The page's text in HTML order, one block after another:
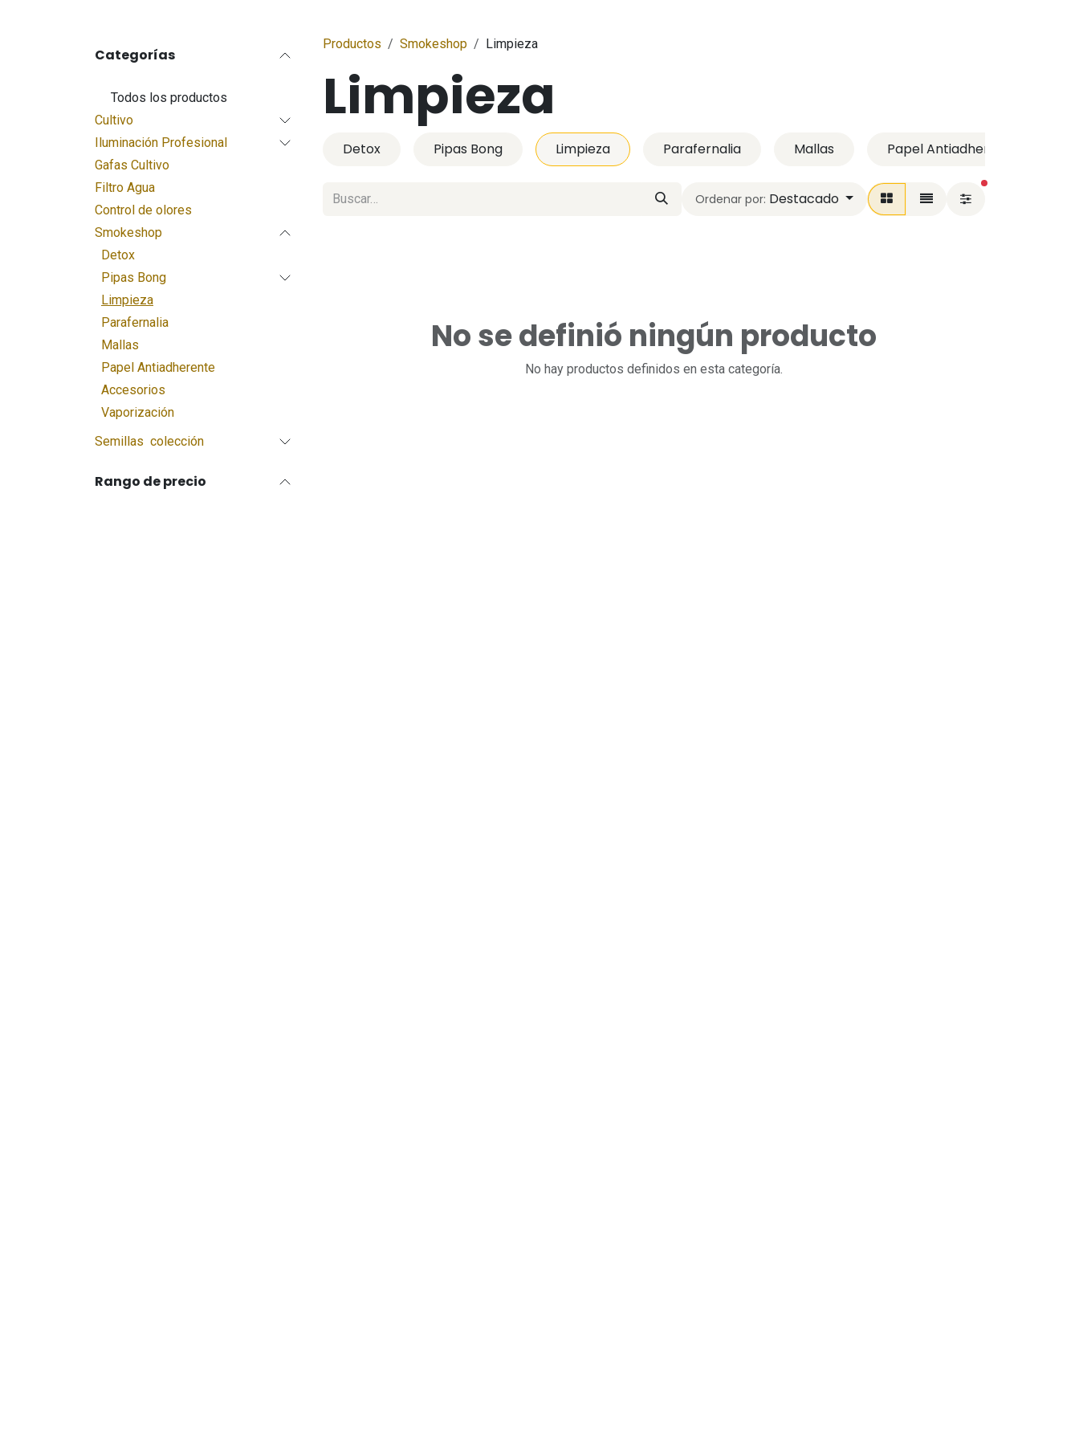
Categorías
Todos los productos
Cultivo
Iluminación Profesional
Gafas Cultivo
Filtro Agua
Control de olores
Smokeshop
Detox
Pipas Bong
Limpieza
Parafernalia
Mallas
Papel Antiadherente
Accesorios
Vaporización
Semillas colección
Rango de precio
Productos Smokeshop Limpieza
Limpieza
Detox Pipas Bong Limpieza Parafernalia Mallas Papel Antiadherente
Ordenar por: Destacado filtros activos
No se definió ningún producto
No hay productos definidos en esta categoría.